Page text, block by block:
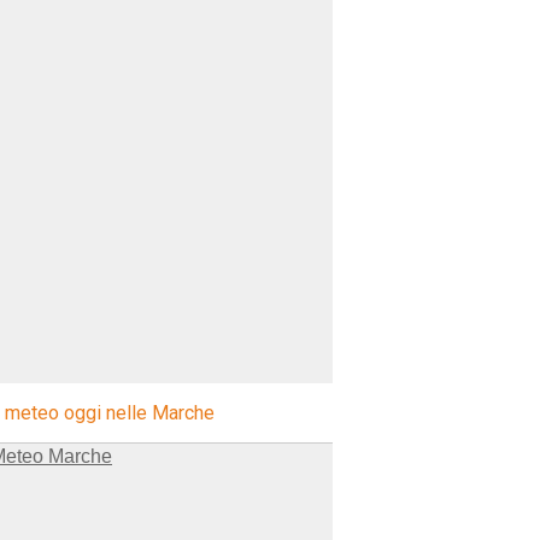
meteo oggi nelle Marche